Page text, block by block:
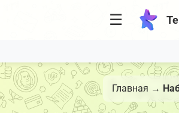
☰
Главная →